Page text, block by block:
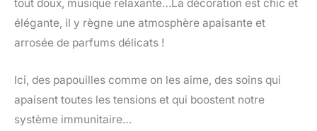
tout doux, musique relaxante…La décoration est chic et
élégante, il y règne une atmosphère apaisante et
arrosée de parfums délicats !
Ici, des papouilles comme on les aime, des soins qui
apaisent toutes les tensions et qui boostent notre
système immunitaire…